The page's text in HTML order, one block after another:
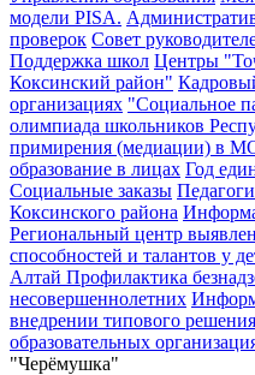
модели PISA.
проверок Совет
Поддержка школ Центры
Коксинский район"
организациях "Социальное
олимпиада школьников
примирения (медиации) в
образование в лицах Год
Социальные заказы
Коксинского района
Региональный центр
способностей и талантов у
Алтай Профилактика
несовершеннолетних
внедрении типового
образовательных
"Черёмушка"